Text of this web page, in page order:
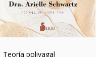
Teoría polivagal